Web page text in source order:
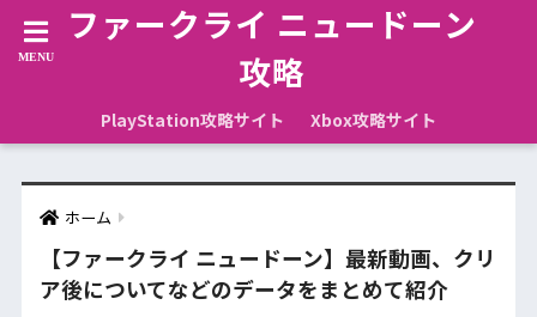
ファークライ ニュードーン
攻略
PlayStation攻略サイト Xbox攻略サイト
ホーム
【ファークライ ニュードーン】最新動画、クリ
ア後についてなどのデータをまとめて紹介